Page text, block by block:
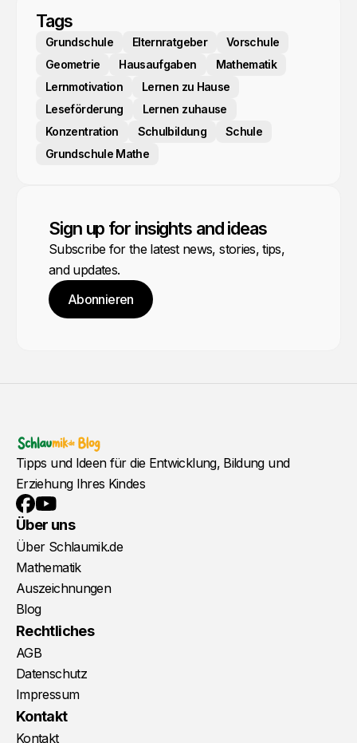
Tags
Grundschule Elternratgeber
Vorschule
Geometrie
Hausaufgaben
Mathematik
Lernmotivation
Lernen zu Hause
Leseförderung
Lernen zuhause
Konzentration
Schulbildung
Schule
Grundschule Mathe
Sign up for insights and ideas
Subscribe for the latest news, stories, tips,
and updates.
Abonnieren
Tipps und Ideen für die Entwicklung, Bildung und
Erziehung Ihres Kindes
Facebook
YouTube
Über uns
Über Schlaumik.de
Mathematik
Auszeichnungen
Blog
Rechtliches
AGB
Datenschutz
Impressum
Kontakt
Kontakt